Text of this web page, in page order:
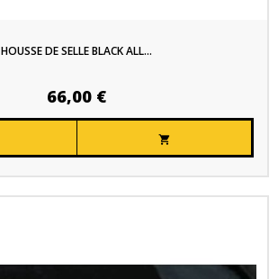
HOUSSE DE SELLE BLACK ALL...
66,00 €
